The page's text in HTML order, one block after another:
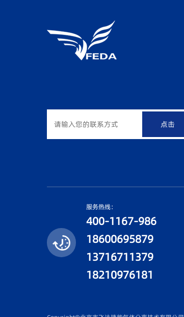
点击
服务热线：
400-1167-986
18600695879
13716711379
18210976181